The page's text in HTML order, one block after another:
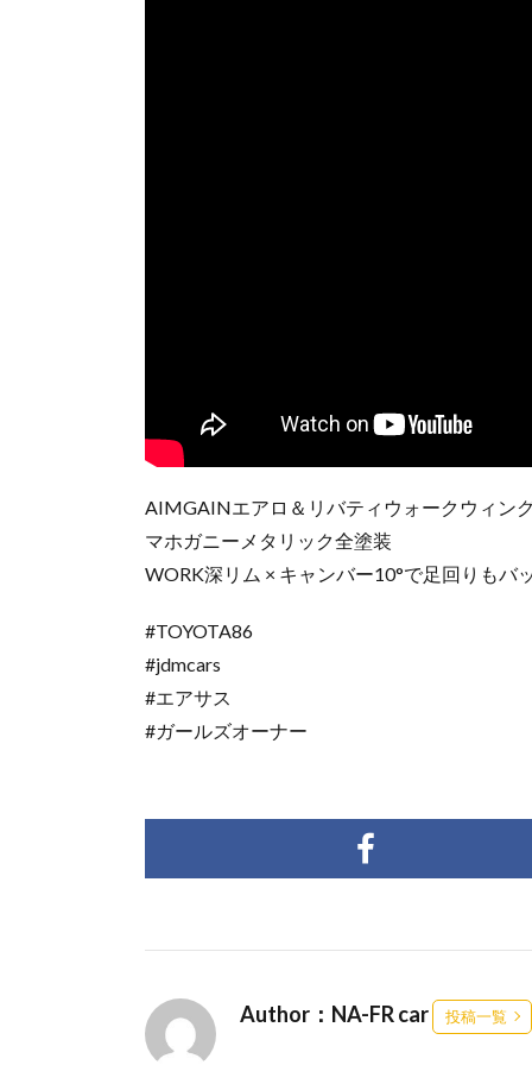
AIMGAINエアロ＆リバティウォークウィン
マホガニーメタリック全塗装
WORK深リム × キャンバー10°で足回りもバ
#TOYOTA86
#jdmcars
#エアサス
#ガールズオーナー
Author：NA-FR car 投稿一覧